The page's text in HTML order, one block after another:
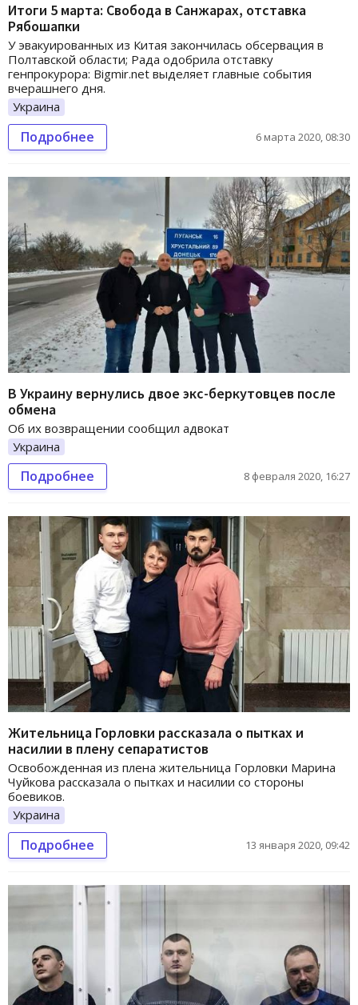
Итоги 5 марта: Свобода в Санжарах, отставка
Рябошапки
У эвакуированных из Китая закончилась обсервация в
Полтавской области; Рада одобрила отставку
генпрокурора: Bigmir.net выделяет главные события
вчерашнего дня.
Украина
Подробнее 6 марта 2020, 08:30
В Украину вернулись двое экс-беркутовцев после
обмена
Об их возвращении сообщил адвокат
Украина
Подробнее 8 февраля 2020, 16:27
Жительница Горловки рассказала о пытках и
насилии в плену сепаратистов
Освобожденная из плена жительница Горловки Марина
Чуйкова рассказала о пытках и насилии со стороны
боевиков.
Украина
Подробнее 13 января 2020, 09:42